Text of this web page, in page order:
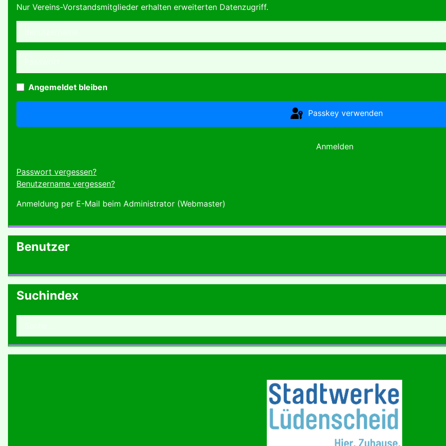
Nur Vereins-Vorstandsmitglieder erhalten erweiterten Datenzugriff.
Angemeldet bleiben
Passkey verwenden
Anmelden
Passwort vergessen?
Benutzername vergessen?
Anmeldung per E-Mail beim Administrator (Webmaster)
Benutzer
Suchindex